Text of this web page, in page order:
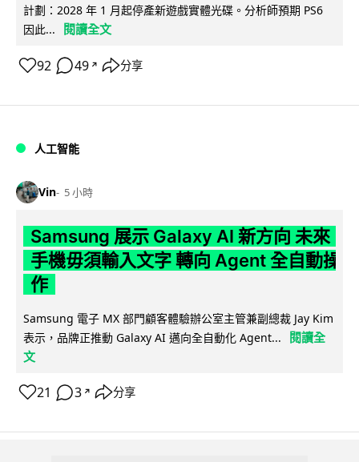
計劃：2028 年 1 月起停產新遊戲實體光碟。分析師預期 PS6
因此...
閱讀全文
92 49 ↗ 分享
人工智能
Vin 5 小時
Samsung 展示 Galaxy AI 新方向 未來
手機毋須輸入文字 轉向 Agent 全自動操
作
Samsung 電子 MX 部門顧客體驗辦公室主管兼副總裁 Jay Kim
表示，品牌正推動 Galaxy AI 邁向全自動化 Agent...
閱讀全
文
21 3 ↗ 分享